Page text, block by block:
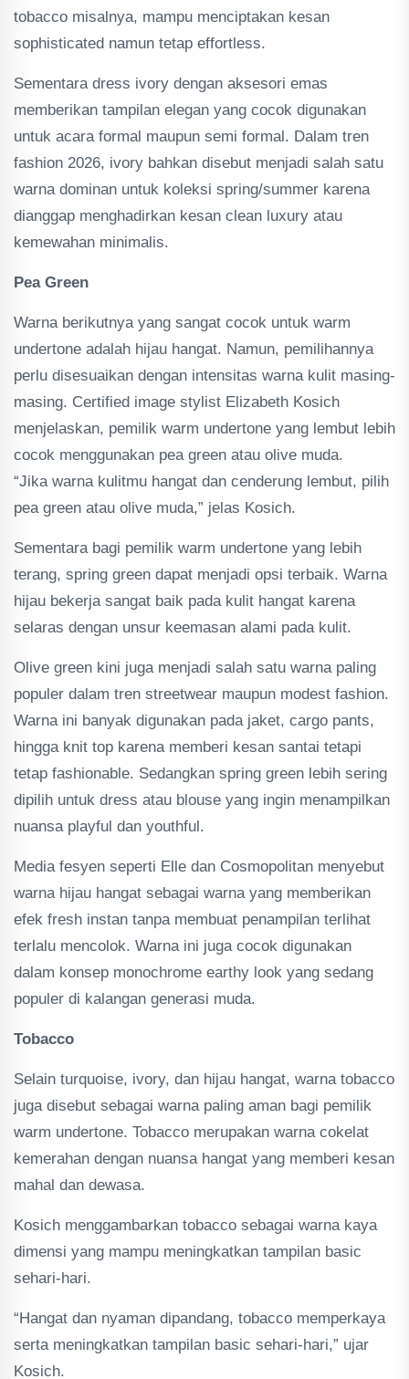
tobacco misalnya, mampu menciptakan kesan
sophisticated namun tetap effortless.
Sementara dress ivory dengan aksesori emas
memberikan tampilan elegan yang cocok digunakan
untuk acara formal maupun semi formal. Dalam tren
fashion 2026, ivory bahkan disebut menjadi salah satu
warna dominan untuk koleksi spring/summer karena
dianggap menghadirkan kesan clean luxury atau
kemewahan minimalis.
Pea Green
Warna berikutnya yang sangat cocok untuk warm
undertone adalah hijau hangat. Namun, pemilihannya
perlu disesuaikan dengan intensitas warna kulit masing-
masing. Certified image stylist Elizabeth Kosich
menjelaskan, pemilik warm undertone yang lembut lebih
cocok menggunakan pea green atau olive muda.
“Jika warna kulitmu hangat dan cenderung lembut, pilih
pea green atau olive muda,” jelas Kosich.
Sementara bagi pemilik warm undertone yang lebih
terang, spring green dapat menjadi opsi terbaik. Warna
hijau bekerja sangat baik pada kulit hangat karena
selaras dengan unsur keemasan alami pada kulit.
Olive green kini juga menjadi salah satu warna paling
populer dalam tren streetwear maupun modest fashion.
Warna ini banyak digunakan pada jaket, cargo pants,
hingga knit top karena memberi kesan santai tetapi
tetap fashionable. Sedangkan spring green lebih sering
dipilih untuk dress atau blouse yang ingin menampilkan
nuansa playful dan youthful.
Media fesyen seperti Elle dan Cosmopolitan menyebut
warna hijau hangat sebagai warna yang memberikan
efek fresh instan tanpa membuat penampilan terlihat
terlalu mencolok. Warna ini juga cocok digunakan
dalam konsep monochrome earthy look yang sedang
populer di kalangan generasi muda.
Tobacco
Selain turquoise, ivory, dan hijau hangat, warna tobacco
juga disebut sebagai warna paling aman bagi pemilik
warm undertone. Tobacco merupakan warna cokelat
kemerahan dengan nuansa hangat yang memberi kesan
mahal dan dewasa.
Kosich menggambarkan tobacco sebagai warna kaya
dimensi yang mampu meningkatkan tampilan basic
sehari-hari.
“Hangat dan nyaman dipandang, tobacco memperkaya
serta meningkatkan tampilan basic sehari-hari,” ujar
Kosich.